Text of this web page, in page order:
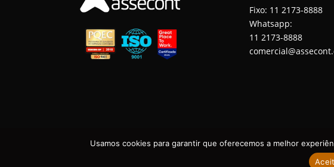
Fixo: 11 2173-8888
Whatsapp:
11 2173-8888
ASSECONT CONTABILIDADE E TECNOLOGIA • TODOS OS DIREITOS
Usamos cookies para garantir que oferecemos a melhor